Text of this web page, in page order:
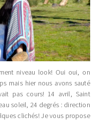
niveau look! Oui oui, on
mais hier nous avons sauté
pas cours! 14 avril, Saint
soleil, 24 degrés : direction
clichés! Je vous propose